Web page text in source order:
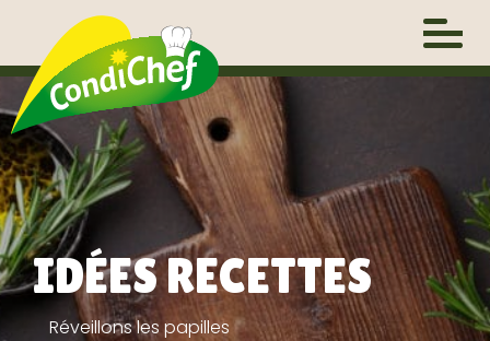
Passer
au
contenu
IDÉES RECETTES
Réveillons les papilles